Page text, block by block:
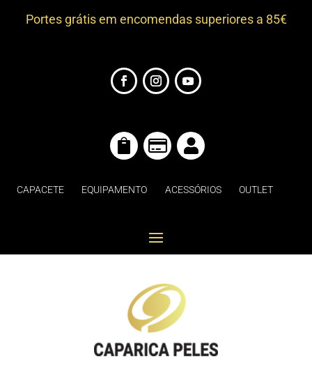
Portes grátis em encomendas superiores a 85€
  
CAPACETE EQUIPAMENTO ACESSÓRIOS OUTLET